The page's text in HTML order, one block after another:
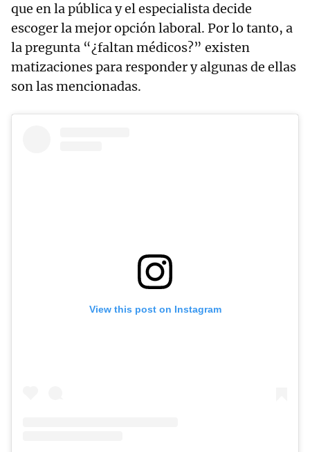
que en la pública y el especialista decide
escoger la mejor opción laboral. Por lo tanto, a
la pregunta “¿faltan médicos?” existen
matizaciones para responder y algunas de ellas
son las mencionadas.
View this post on Instagram